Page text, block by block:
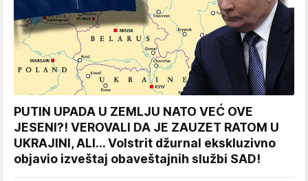
PUTIN UPADA U ZEMLJU NATO VEĆ OVE
JESENI?! VEROVALI DA JE ZAUZET RATOM U
UKRAJINI, ALI... Volstrit džurnal ekskluzivno
objavio izveštaj obaveštajnih službi SAD!